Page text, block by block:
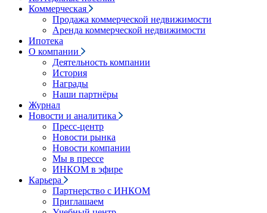
Коммерческая
Продажа коммерческой недвижимости
Аренда коммерческой недвижимости
Ипотека
О компании
Деятельность компании
История
Награды
Наши партнёры
Журнал
Новости и аналитика
Пресс-центр
Новости рынка
Новости компании
Мы в прессе
ИНКОМ в эфире
Карьера
Партнерство с ИНКОМ
Приглашаем